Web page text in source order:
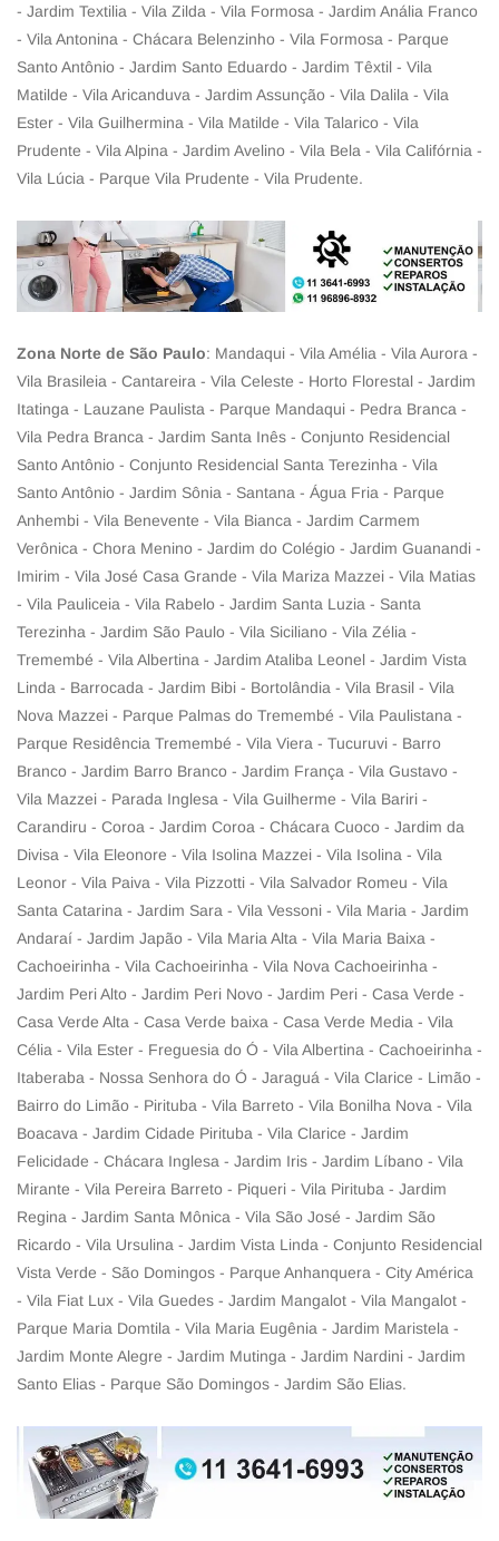
- Jardim Textilia - Vila Zilda - Vila Formosa - Jardim Anália Franco
- Vila Antonina - Chácara Belenzinho - Vila Formosa - Parque
Santo Antônio - Jardim Santo Eduardo - Jardim Têxtil - Vila
Matilde - Vila Aricanduva - Jardim Assunção - Vila Dalila - Vila
Ester - Vila Guilhermina - Vila Matilde - Vila Talarico - Vila
Prudente - Vila Alpina - Jardim Avelino - Vila Bela - Vila Califórnia -
Vila Lúcia - Parque Vila Prudente - Vila Prudente.
Zona Norte de São Paulo: Mandaqui - Vila Amélia - Vila Aurora -
Vila Brasileia - Cantareira - Vila Celeste - Horto Florestal - Jardim
Itatinga - Lauzane Paulista - Parque Mandaqui - Pedra Branca -
Vila Pedra Branca - Jardim Santa Inês - Conjunto Residencial
Santo Antônio - Conjunto Residencial Santa Terezinha - Vila
Santo Antônio - Jardim Sônia - Santana - Água Fria - Parque
Anhembi - Vila Benevente - Vila Bianca - Jardim Carmem
Verônica - Chora Menino - Jardim do Colégio - Jardim Guanandi -
Imirim - Vila José Casa Grande - Vila Mariza Mazzei - Vila Matias
- Vila Pauliceia - Vila Rabelo - Jardim Santa Luzia - Santa
Terezinha - Jardim São Paulo - Vila Siciliano - Vila Zélia -
Tremembé - Vila Albertina - Jardim Ataliba Leonel - Jardim Vista
Linda - Barrocada - Jardim Bibi - Bortolândia - Vila Brasil - Vila
Nova Mazzei - Parque Palmas do Tremembé - Vila Paulistana -
Parque Residência Tremembé - Vila Viera - Tucuruvi - Barro
Branco - Jardim Barro Branco - Jardim França - Vila Gustavo -
Vila Mazzei - Parada Inglesa - Vila Guilherme - Vila Bariri -
Carandiru - Coroa - Jardim Coroa - Chácara Cuoco - Jardim da
Divisa - Vila Eleonore - Vila Isolina Mazzei - Vila Isolina - Vila
Leonor - Vila Paiva - Vila Pizzotti - Vila Salvador Romeu - Vila
Santa Catarina - Jardim Sara - Vila Vessoni - Vila Maria - Jardim
Andaraí - Jardim Japão - Vila Maria Alta - Vila Maria Baixa -
Cachoeirinha - Vila Cachoeirinha - Vila Nova Cachoeirinha -
Jardim Peri Alto - Jardim Peri Novo - Jardim Peri - Casa Verde -
Casa Verde Alta - Casa Verde baixa - Casa Verde Media - Vila
Célia - Vila Ester - Freguesia do Ó - Vila Albertina - Cachoeirinha -
Itaberaba - Nossa Senhora do Ó - Jaraguá - Vila Clarice - Limão -
Bairro do Limão - Pirituba - Vila Barreto - Vila Bonilha Nova - Vila
Boacava - Jardim Cidade Pirituba - Vila Clarice - Jardim
Felicidade - Chácara Inglesa - Jardim Iris - Jardim Líbano - Vila
Mirante - Vila Pereira Barreto - Piqueri - Vila Pirituba - Jardim
Regina - Jardim Santa Mônica - Vila São José - Jardim São
Ricardo - Vila Ursulina - Jardim Vista Linda - Conjunto Residencial
Vista Verde - São Domingos - Parque Anhanquera - City América
- Vila Fiat Lux - Vila Guedes - Jardim Mangalot - Vila Mangalot -
Parque Maria Domtila - Vila Maria Eugênia - Jardim Maristela -
Jardim Monte Alegre - Jardim Mutinga - Jardim Nardini - Jardim
Santo Elias - Parque São Domingos - Jardim São Elias.